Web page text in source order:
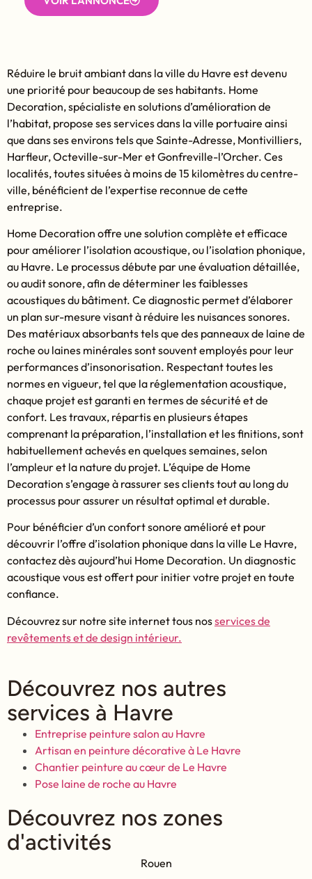
Réduire le bruit ambiant dans la ville du Havre est devenu
une priorité pour beaucoup de ses habitants. Home
Decoration, spécialiste en solutions d’amélioration de
l’habitat, propose ses services dans la ville portuaire ainsi
que dans ses environs tels que Sainte-Adresse, Montivilliers,
Harfleur, Octeville-sur-Mer et Gonfreville-l’Orcher. Ces
localités, toutes situées à moins de 15 kilomètres du centre-
ville, bénéficient de l’expertise reconnue de cette
entreprise.
Home Decoration offre une solution complète et efficace
pour améliorer l’isolation acoustique, ou l’isolation phonique,
au Havre. Le processus débute par une évaluation détaillée,
ou audit sonore, afin de déterminer les faiblesses
acoustiques du bâtiment. Ce diagnostic permet d’élaborer
un plan sur-mesure visant à réduire les nuisances sonores.
Des matériaux absorbants tels que des panneaux de laine de
roche ou laines minérales sont souvent employés pour leur
performances d’insonorisation. Respectant toutes les
normes en vigueur, tel que la réglementation acoustique,
chaque projet est garanti en termes de sécurité et de
confort. Les travaux, répartis en plusieurs étapes
comprenant la préparation, l’installation et les finitions, sont
habituellement achevés en quelques semaines, selon
l’ampleur et la nature du projet. L’équipe de Home
Decoration s’engage à rassurer ses clients tout au long du
processus pour assurer un résultat optimal et durable.
Pour bénéficier d’un confort sonore amélioré et pour
découvrir l’offre d’isolation phonique dans la ville Le Havre,
contactez dès aujourd’hui Home Decoration. Un diagnostic
acoustique vous est offert pour initier votre projet en toute
confiance.
Découvrez sur notre site internet tous nosservices de
revêtements et de design intérieur.
Découvrez nos autres
services à Havre
Entreprise peinture salon au Havre
Artisan en peinture décorative à Le Havre
Chantier peinture au cœur de Le Havre
Pose laine de roche au Havre
Découvrez nos zones
d'activités
Rouen